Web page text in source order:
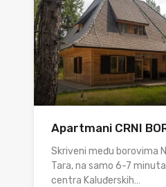
Apartmani CRNI
Skriveni među borovima
Tara, na samo 6-7
centra Kaluđerskih…